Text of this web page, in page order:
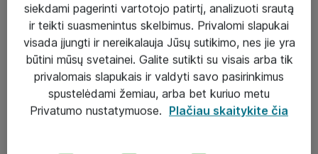
Paslaugos
Sprendimai
Įgyvendinti projektai
Atea ekspertų patarimai verslui
siekdami pagerinti vartotojo patirtį, analizuoti srautą
ir teikti suasmenintus skelbimus. Privalomi slapukai
visada įjungti ir nereikalauja Jūsų sutikimo, nes jie yra
būtini mūsų svetainei. Galite sutikti su visais arba tik
privalomais slapukais ir valdyti savo pasirinkimus
spustelėdami žemiau, arba bet kuriuo metu
Privatumo nustatymuose. Plačiau skaitykite čia